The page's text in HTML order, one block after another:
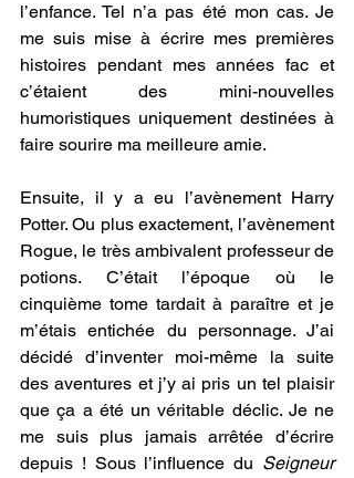
l’enfance. Tel n’a pas été mon cas. Je
me suis mise à écrire mes premières
histoires pendant mes années fac et
c’étaient des mini-nouvelles
humoristiques uniquement destinées à
faire sourire ma meilleure amie.
Ensuite, il y a eu l’avènement Harry
Potter. Ou plus exactement, l’avènement
Rogue, le très ambivalent professeur de
potions. C’était l’époque où le
cinquième tome tardait à paraître et je
m’étais entichée du personnage. J’ai
décidé d’inventer moi-même la suite
des aventures et j’y ai pris un tel plaisir
que ça a été un véritable déclic. Je ne
me suis plus jamais arrêtée d’écrire
depuis ! Sous l’influence du Seigneur